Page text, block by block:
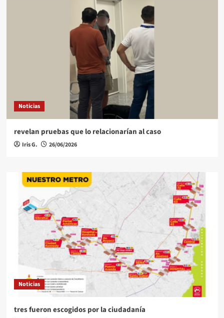
Noticias
revelan pruebas que lo relacionarían al caso
Iris G. 26/06/2026
Noticias
tres fueron escogidos por la ciudadanía